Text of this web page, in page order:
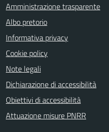
Amministrazione trasparente
Albo pretorio
Informativa privacy
Cookie policy
Note legali
Dichiarazione di accessibilità
Obiettivi di accessibilità
Attuazione misure PNRR